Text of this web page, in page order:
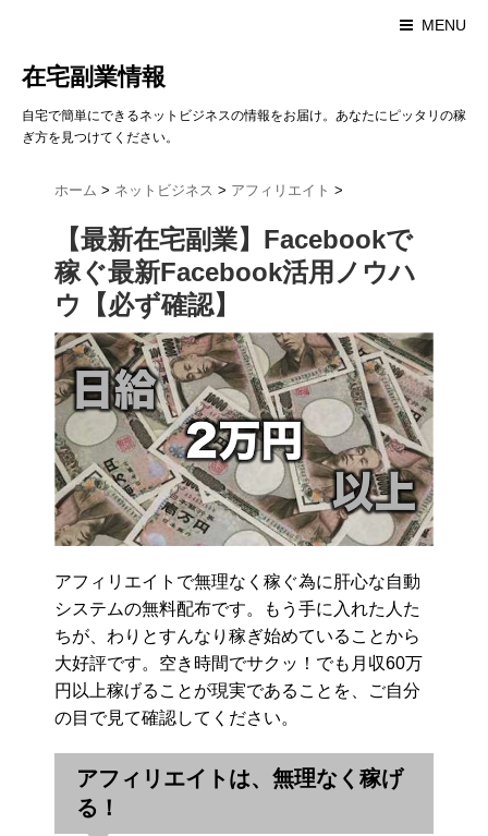
MENU
在宅副業情報
自宅で簡単にできるネットビジネスの情報をお届け。あなたにピッタリの稼
ぎ方を見つけてください。
ホーム > ネットビジネス > アフィリエイト >
【最新在宅副業】Facebookで
稼ぐ最新Facebook活用ノウハ
ウ【必ず確認】
アフィリエイトで無理なく稼ぐ為に肝心な自動
システムの無料配布です。もう手に入れた人た
ちが、わりとすんなり稼ぎ始めていることから
大好評です。空き時間でサクッ！でも月収60万
円以上稼げることが現実であることを、ご自分
の目で見て確認してください。
アフィリエイトは、無理なく稼げ
る！